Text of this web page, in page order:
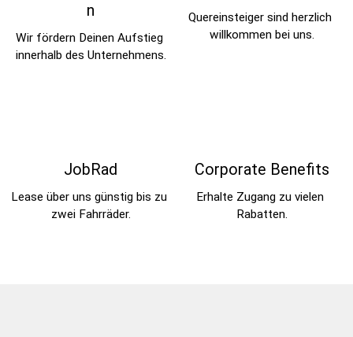
n
Wir fördern Deinen Aufstieg
innerhalb des Unternehmens.
Quereinsteiger sind herzlich
willkommen bei uns.
JobRad
Lease über uns günstig bis zu
zwei Fahrräder.
Corporate Benefits
Erhalte Zugang zu vielen
Rabatten.